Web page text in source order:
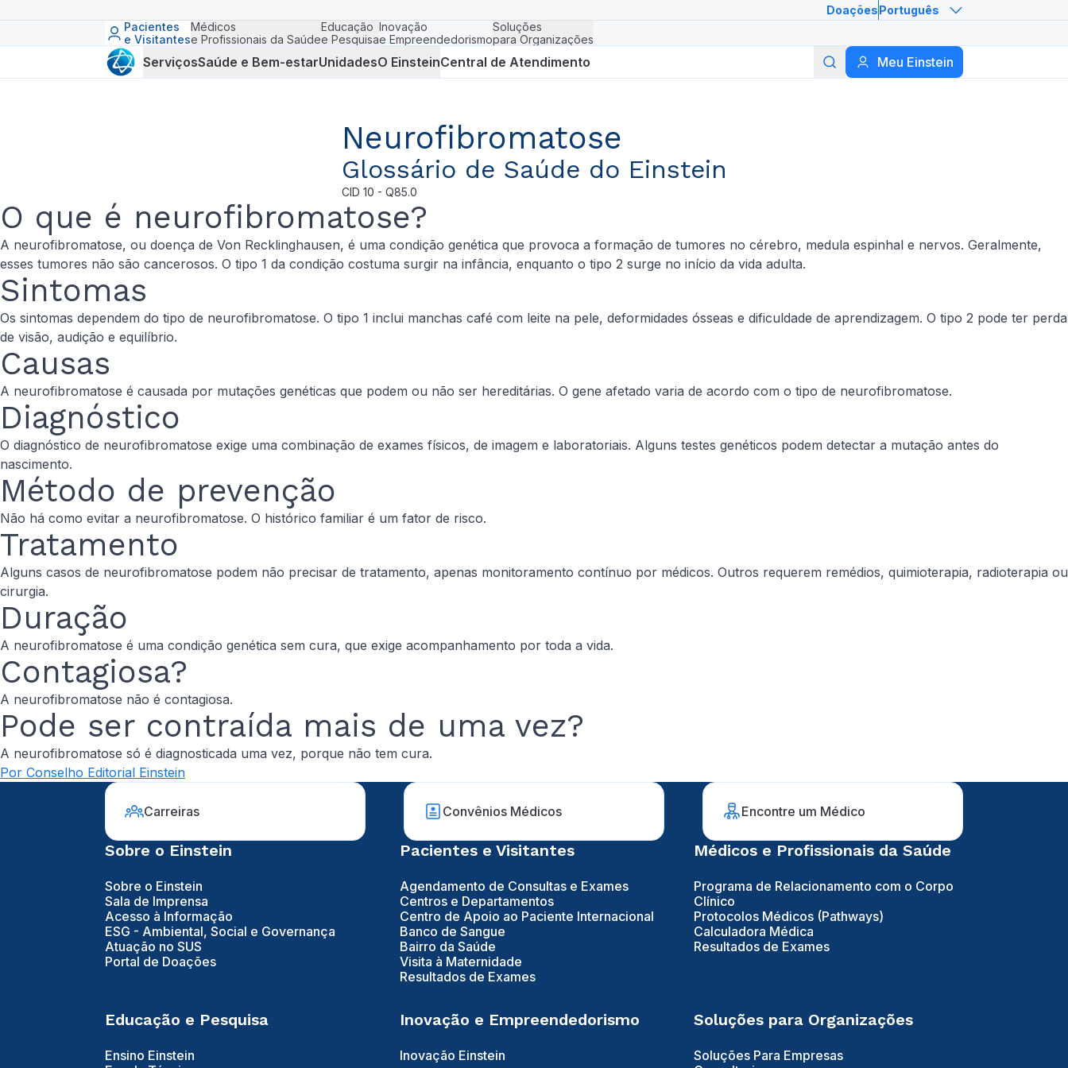
DoaçõesPortuguês
Pacientes
e Visitantes
Médicos
e Profissionais da Saúde
Educação
e Pesquisa
Inovação
e Empreendedorismo
Soluções
para Organizações
ServiçosSaúde e Bem-estarUnidadesO EinsteinCentral de Atendimento Meu Einstein
Buscar
Neurofibromatose
Glossário de Saúde do Einstein
CID 10 - Q85.0
O que é neurofibromatose?
A neurofibromatose, ou doença de Von Recklinghausen, é uma condição genética que provoca a formação de tumores no cérebro, medula espinhal e nervos. Geralmente,
esses tumores não são cancerosos. O tipo 1 da condição costuma surgir na infância, enquanto o tipo 2 surge no início da vida adulta.
Sintomas
Os sintomas dependem do tipo de neurofibromatose. O tipo 1 inclui manchas café com leite na pele, deformidades ósseas e dificuldade de aprendizagem. O tipo 2 pode ter perda
de visão, audição e equilíbrio.
Causas
A neurofibromatose é causada por mutações genéticas que podem ou não ser hereditárias. O gene afetado varia de acordo com o tipo de neurofibromatose.
Diagnóstico
O diagnóstico de neurofibromatose exige uma combinação de exames físicos, de imagem e laboratoriais. Alguns testes genéticos podem detectar a mutação antes do
nascimento.
Método de prevenção
Não há como evitar a neurofibromatose. O histórico familiar é um fator de risco.
Tratamento
Alguns casos de neurofibromatose podem não precisar de tratamento, apenas monitoramento contínuo por médicos. Outros requerem remédios, quimioterapia, radioterapia ou
cirurgia.
Duração
A neurofibromatose é uma condição genética sem cura, que exige acompanhamento por toda a vida.
Contagiosa?
A neurofibromatose não é contagiosa.
Pode ser contraída mais de uma vez?
A neurofibromatose só é diagnosticada uma vez, porque não tem cura.
Por Conselho Editorial Einstein
Carreiras Convênios Médicos Encontre um Médico
Sobre o Einstein
Sobre o Einstein
Sala de Imprensa
Acesso à Informação
ESG - Ambiental, Social e Governança
Atuação no SUS
Portal de Doações
Pacientes e Visitantes
Agendamento de Consultas e Exames
Centros e Departamentos
Centro de Apoio ao Paciente Internacional
Banco de Sangue
Bairro da Saúde
Visita à Maternidade
Resultados de Exames
Médicos e Profissionais da Saúde
Programa de Relacionamento com o Corpo
Clínico
Protocolos Médicos (Pathways)
Calculadora Médica
Resultados de Exames
Educação e Pesquisa
Ensino Einstein
Inovação e Empreendedorismo
Inovação Einstein
Soluções para Organizações
Soluções Para Empresas